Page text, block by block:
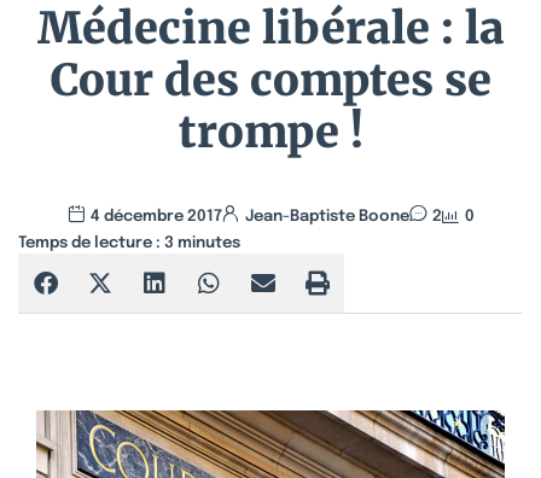
Médecine libérale : la
Cour des comptes se
trompe !
4 décembre 2017 Jean-Baptiste Boone 2
0
Temps de lecture : 3 minutes